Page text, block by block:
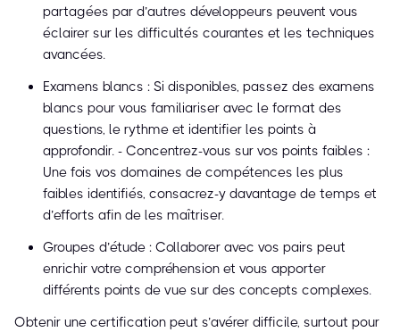
partagées par d’autres développeurs peuvent vous
éclairer sur les difficultés courantes et les techniques
avancées.
Examens blancs : Si disponibles, passez des examens
blancs pour vous familiariser avec le format des
questions, le rythme et identifier les points à
approfondir. - Concentrez-vous sur vos points faibles :
Une fois vos domaines de compétences les plus
faibles identifiés, consacrez-y davantage de temps et
d’efforts afin de les maîtriser.
Groupes d’étude : Collaborer avec vos pairs peut
enrichir votre compréhension et vous apporter
différents points de vue sur des concepts complexes.
Obtenir une certification peut s’avérer difficile, surtout pour